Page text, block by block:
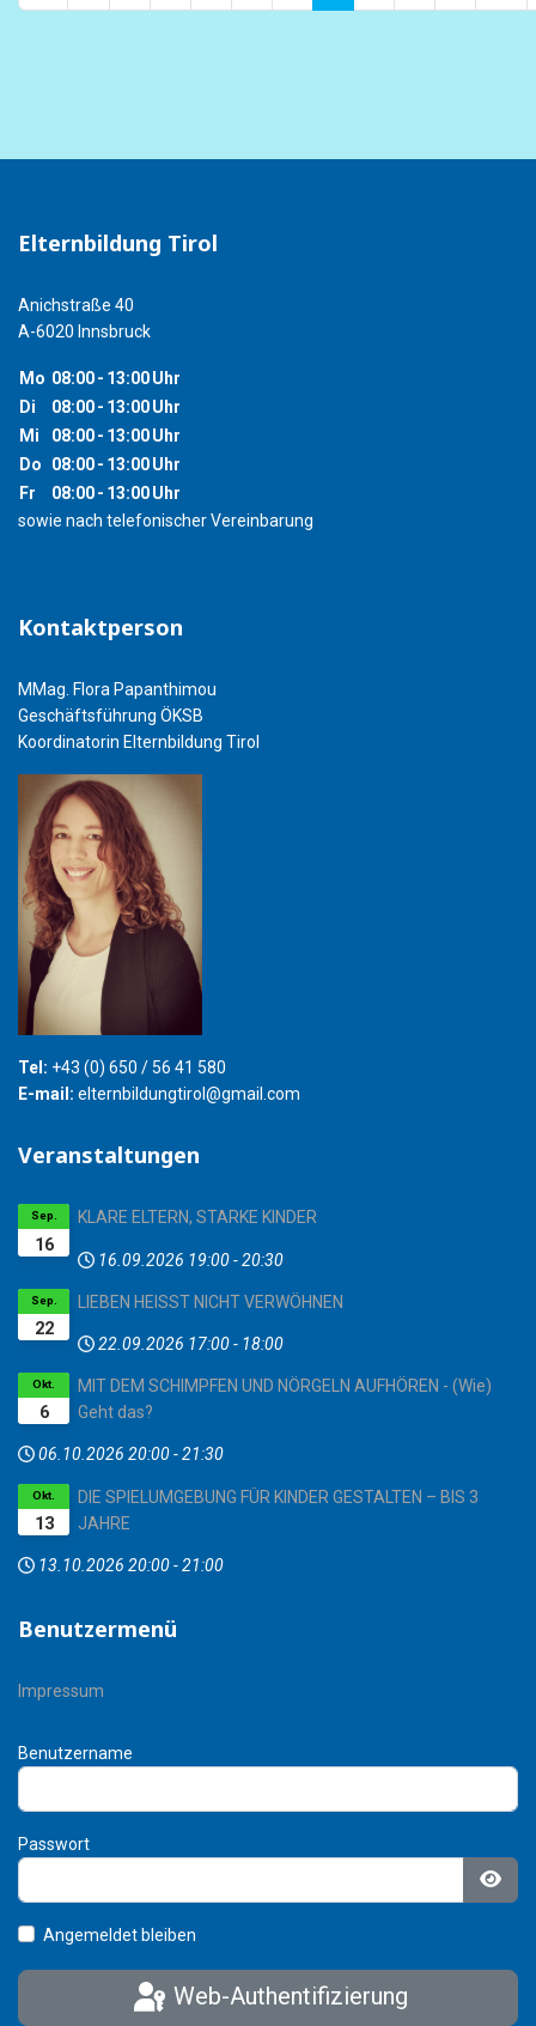
Elternbildung Tirol
Anichstraße 40
A-6020 Innsbruck
Mo 08:00- 13:00Uhr
Di
08:00- 13:00Uhr
Mi
08:00- 13:00Uhr
Do
08:00- 13:00Uhr
Fr
08:00- 13:00Uhr
sowie nach telefonischer Vereinbarung
Kontaktperson
MMag. Flora Papanthimou
Geschäftsführung ÖKSB
Koordinatorin Elternbildung Tirol
Tel: +43 (0) 650 / 56 41 580
E-mail: elternbildungtirol@gmail.com
Veranstaltungen
16
Sep. KLARE ELTERN, STARKE KINDER
16.09.2026 19:00-20:30
22
Sep. LIEBEN HEISST NICHT VERWÖHNEN
22.09.2026 17:00- 18:00
6
Okt.
MIT DEM SCHIMPFEN UND NÖRGELN AUFHÖREN - (Wie)
Geht das?
06.10.2026 20:00-21:30
13
Okt.
DIE SPIELUMGEBUNG FÜR KINDER GESTALTEN – BIS 3
JAHRE
13.10.2026 20:00-21:00
Benutzermenü
Impressum
Benutzername
Passwort
Angemeldet bleiben
Web-Authentifizierung